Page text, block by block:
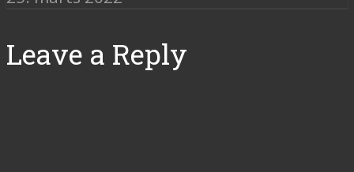
Leave a Reply